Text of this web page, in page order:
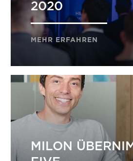
2020
MEHR ERFAHREN
MILON